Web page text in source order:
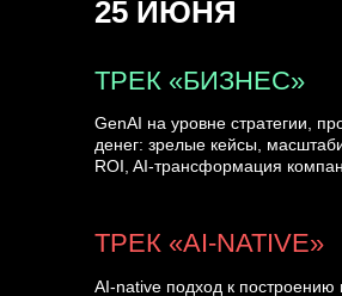
ТРЕК «БИЗНЕС»
GenAI на уровне стратегии,
денег: зрелые кейсы,
ROI, AI-трансформация
AI-native подход к построению
ТРЕК «AI-NATIVE»
25 ИЮНЯ
УЗНАТЬ БОЛЬШЕ